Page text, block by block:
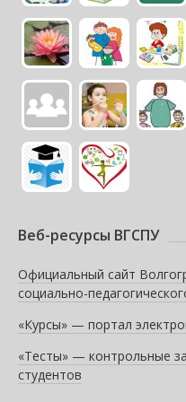
Веб-ресурсы ВГСПУ
Официальный сайт
социально-
«Курсы» — портал
«Тесты» — контрольные
студентов